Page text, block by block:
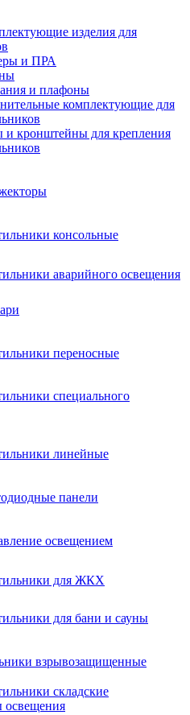
изделия для
и ПРА
и плафоны
комплектующие для
кронштейны для крепления
консольные
аварийного освещения
переносные
специального
линейные
панели
освещением
для ЖКХ
для бани и сауны
взрывозащищенные
складские
освещения